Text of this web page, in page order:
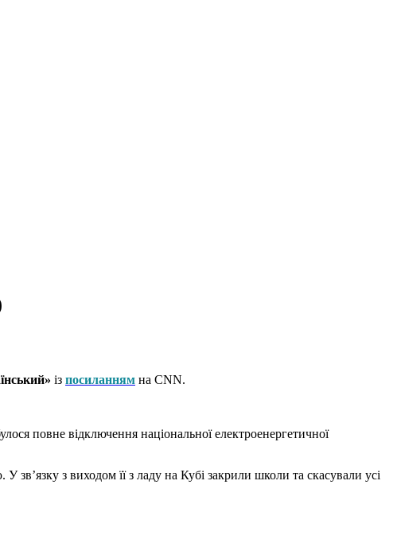
із посиланням на CNN.
повне відключення національної електроенергетичної
з виходом її з ладу на Кубі закрили школи та скасували усі